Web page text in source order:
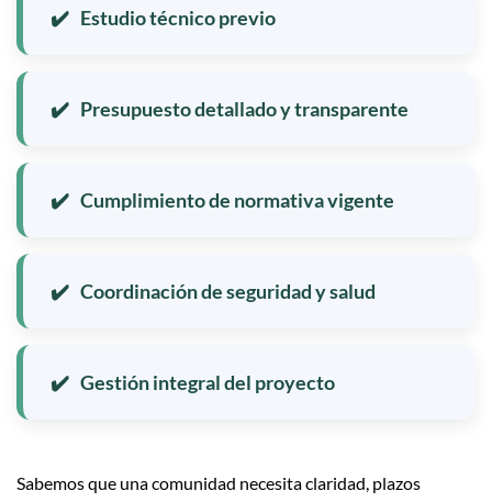
Estudio técnico previo
Presupuesto detallado y transparente
Cumplimiento de normativa vigente
Coordinación de seguridad y salud
Gestión integral del proyecto
Sabemos que una comunidad necesita claridad, plazos